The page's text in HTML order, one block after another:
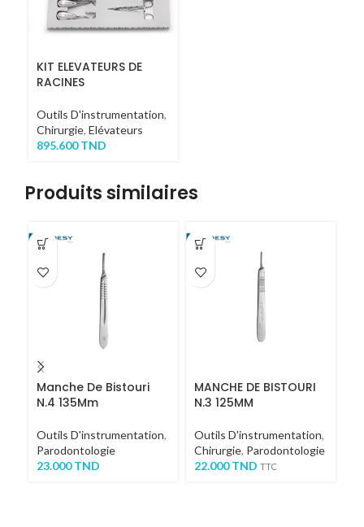
KIT ELEVATEURS DE
RACINES
Outils D'instrumentation,
Chirurgie, Elévateurs
895.600TND
Produits similaires
Manche De Bistouri
N.4 135Mm
Outils D'instrumentation,
Parodontologie
23.000TND
MANCHE DE BISTOURI
N.3 125MM
Outils D'instrumentation,
Chirurgie, Parodontologie
22.000TND TTC